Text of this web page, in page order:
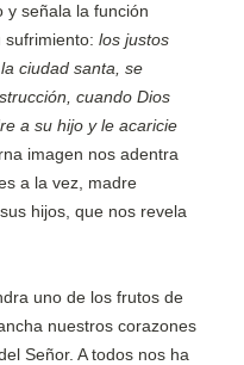
y señala la función
sufrimiento: los justos
ciudad santa, se
cuando Dios
a su hijo y le acaricie
imagen nos adentra
a la vez, madre
hijos, que nos revela
uno de los frutos de
nuestros corazones
Señor. A todos nos ha